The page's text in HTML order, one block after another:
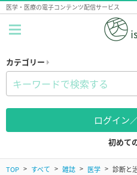
医学・医療の電子コンテンツ配信サービス
カテゴリー
ログイン
初めて
TOP すべて 雑誌 医学 診断と